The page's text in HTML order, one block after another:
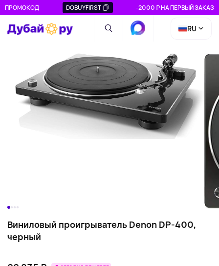
ПРОМОКОД DOBUYFIRST -2000 ₽ НА ПЕРВЫЙ ЗАКАЗ
RU
Виниловый проигрыватель Denon DP-400,
черный